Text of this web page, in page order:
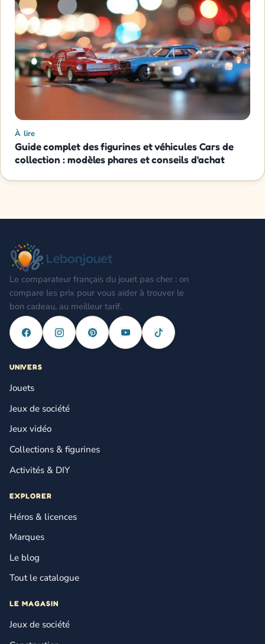
À lire
Guide complet des figurines et véhicules Cars de
collection : modèles phares et conseils d'achat
Le comparateur français du jouet pas cher : on
compare les prix pour vous aider à trouver le
bon cadeau, au meilleur tarif.
UNIVERS
Jouets
Jeux de société
Jeux vidéo
Collections & figurines
Activités & DIY
EXPLORER
Héros & licences
Marques
Le blog
Tout le catalogue
LE MAGASIN
Jeux de société